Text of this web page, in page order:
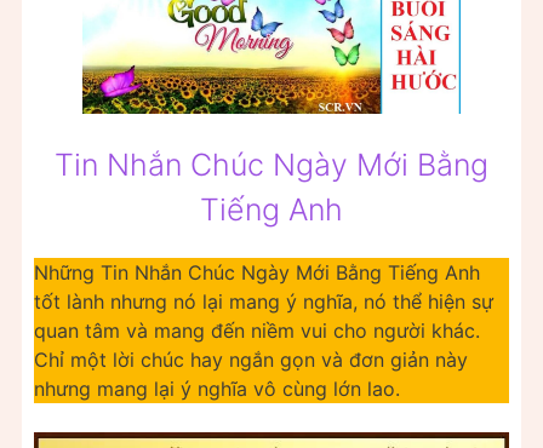
Tin Nhắn Chúc Ngày Mới Bằng
Tiếng Anh
Những Tin Nhắn Chúc Ngày Mới Bằng Tiếng Anh
tốt lành nhưng nó lại mang ý nghĩa, nó thể hiện sự
quan tâm và mang đến niềm vui cho người khác.
Chỉ một lời chúc hay ngắn gọn và đơn giản này
nhưng mang lại ý nghĩa vô cùng lớn lao.